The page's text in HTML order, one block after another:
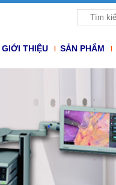
GIỚI THIỆU SẢN PHẨM